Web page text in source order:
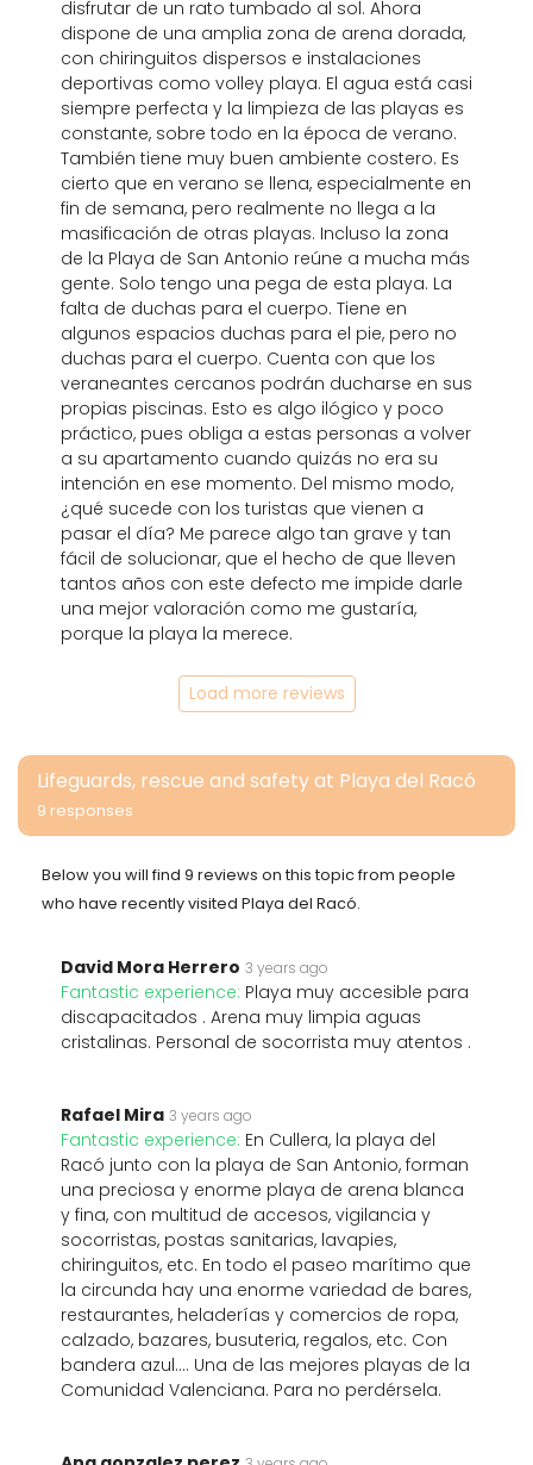
disfrutar de un rato tumbado al sol. Ahora
dispone de una amplia zona de arena dorada,
con chiringuitos dispersos e instalaciones
deportivas como volley playa. El agua está casi
siempre perfecta y la limpieza de las playas es
constante, sobre todo en la época de verano.
También tiene muy buen ambiente costero. Es
cierto que en verano se llena, especialmente en
fin de semana, pero realmente no llega a la
masificación de otras playas. Incluso la zona
de la Playa de San Antonio reúne a mucha más
gente. Solo tengo una pega de esta playa. La
falta de duchas para el cuerpo. Tiene en
algunos espacios duchas para el pie, pero no
duchas para el cuerpo. Cuenta con que los
veraneantes cercanos podrán ducharse en sus
propias piscinas. Esto es algo ilógico y poco
práctico, pues obliga a estas personas a volver
a su apartamento cuando quizás no era su
intención en ese momento. Del mismo modo,
¿qué sucede con los turistas que vienen a
pasar el día? Me parece algo tan grave y tan
fácil de solucionar, que el hecho de que lleven
tantos años con este defecto me impide darle
una mejor valoración como me gustaría,
porque la playa la merece.
Load more reviews
Lifeguards, rescue and safety at Playa del Racó
9 responses
Below you will find 9 reviews on this topic from people
who have recently visited Playa del Racó.
David Mora Herrero 3 years ago
Fantastic experience: Playa muy accesible para
discapacitados . Arena muy limpia aguas
cristalinas. Personal de socorrista muy atentos .
Rafael Mira 3 years ago
Fantastic experience: En Cullera, la playa del
Racó junto con la playa de San Antonio, forman
una preciosa y enorme playa de arena blanca
y fina, con multitud de accesos, vigilancia y
socorristas, postas sanitarias, lavapies,
chiringuitos, etc. En todo el paseo marítimo que
la circunda hay una enorme variedad de bares,
restaurantes, heladerías y comercios de ropa,
calzado, bazares, busuteria, regalos, etc. Con
bandera azul.... Una de las mejores playas de la
Comunidad Valenciana. Para no perdérsela.